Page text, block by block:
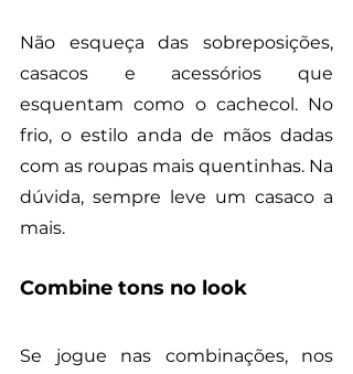
Não esqueça das sobreposições,
casacos e acessórios que
esquentam como o cachecol. No
frio, o estilo anda de mãos dadas
com as roupas mais quentinhas. Na
dúvida, sempre leve um casaco a
mais.
Combine tons no look
Se jogue nas combinações, nos